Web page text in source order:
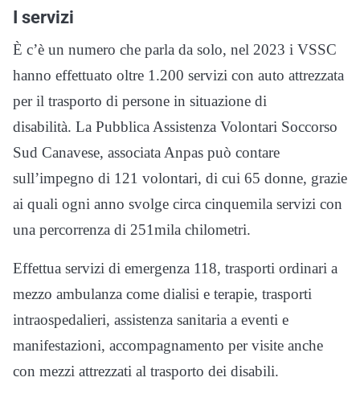
I servizi
È c’è un numero che parla da solo, nel 2023 i VSSC
hanno effettuato oltre 1.200 servizi con auto attrezzata
per il trasporto di persone in situazione di
disabilità. La Pubblica Assistenza Volontari Soccorso
Sud Canavese, associata Anpas può contare
sull’impegno di 121 volontari, di cui 65 donne, grazie
ai quali ogni anno svolge circa cinquemila servizi con
una percorrenza di 251mila chilometri.
Effettua servizi di emergenza 118, trasporti ordinari a
mezzo ambulanza come dialisi e terapie, trasporti
intraospedalieri, assistenza sanitaria a eventi e
manifestazioni, accompagnamento per visite anche
con mezzi attrezzati al trasporto dei disabili.